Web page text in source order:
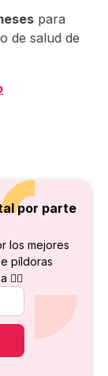
para
de salud de
por parte
los mejores
píldoras